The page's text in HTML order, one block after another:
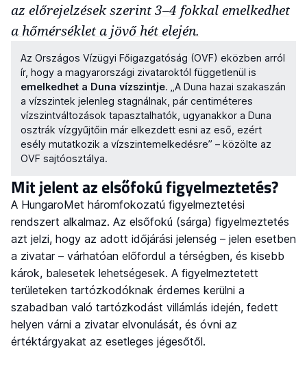
az előrejelzések szerint 3–4 fokkal emelkedhet
a hőmérséklet a jövő hét elején.
Az Országos Vízügyi Főigazgatóság (OVF) eközben arról
ír, hogy a magyarországi zivataroktól függetlenül is
emelkedhet a Duna vízszintje. „A Duna hazai szakaszán
a vízszintek jelenleg stagnálnak, pár centiméteres
vízszintváltozások tapasztalhatók, ugyanakkor a Duna
osztrák vízgyűjtőin már elkezdett esni az eső, ezért
esély mutatkozik a vízszintemelkedésre” – közölte az
OVF sajtóosztálya.
Mit jelent az elsőfokú figyelmeztetés?
A HungaroMet háromfokozatú figyelmeztetési
rendszert alkalmaz. Az elsőfokú (sárga) figyelmeztetés
azt jelzi, hogy az adott időjárási jelenség – jelen esetben
a zivatar – várhatóan előfordul a térségben, és kisebb
károk, balesetek lehetségesek. A figyelmeztetett
területeken tartózkodóknak érdemes kerülni a
szabadban való tartózkodást villámlás idején, fedett
helyen várni a zivatar elvonulását, és óvni az
értéktárgyakat az esetleges jégesőtől.